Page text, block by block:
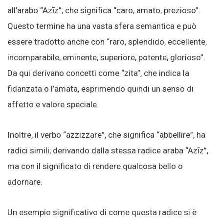
all’arabo “Azīz”, che significa “caro, amato, prezioso”.
Questo termine ha una vasta sfera semantica e può
essere tradotto anche con “raro, splendido, eccellente,
incomparabile, eminente, superiore, potente, glorioso”.
Da qui derivano concetti come “zita”, che indica la
fidanzata o l’amata, esprimendo quindi un senso di
affetto e valore speciale.
Inoltre, il verbo “azzizzare”, che significa “abbellire”, ha
radici simili, derivando dalla stessa radice araba “Azīz”,
ma con il significato di rendere qualcosa bello o
adornare.
Un esempio significativo di come questa radice si è